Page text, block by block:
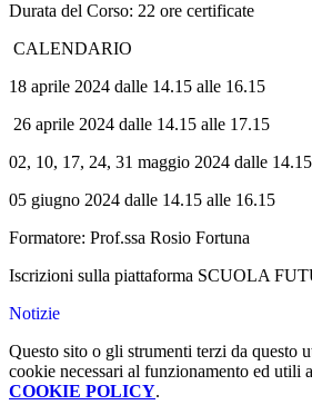
Durata del Corso: 22 ore certificate
CALENDARIO
18 aprile 2024 dalle 14.15 alle 16.15
26 aprile 2024 dalle 14.15 alle 17.15
02, 10, 17, 24, 31 maggio 2024 dalle
05 giugno 2024 dalle 14.15 alle 16.15
Formatore: Prof.ssa Rosio Fortuna
Iscrizioni sulla piattaforma SCUOLA
Notizie
Questo sito o gli strumenti terzi da questo
cookie necessari al funzionamento ed utili
COOKIE POLICY.